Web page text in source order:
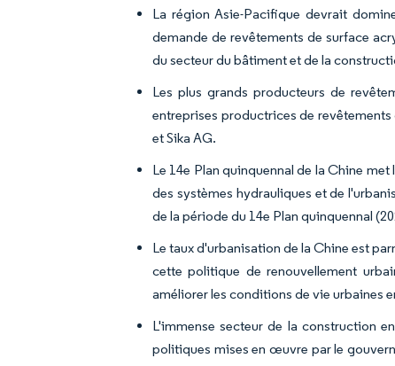
La région Asie-Pacifique devrait
demande de revêtements de surface
du secteur du bâtiment et de la
Les plus grands producteurs de
entreprises productrices de
et Sika AG.
Le 14e Plan quinquennal de la Chine
des systèmes hydrauliques et de
de la période du 14e Plan quinquennal
Le taux d'urbanisation de la Chine est
cette politique de renouvellement
améliorer les conditions de vie urbaines
L'immense secteur de la construction
politiques mises en œuvre par le